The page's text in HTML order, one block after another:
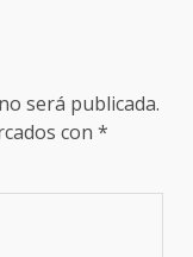
será publicada.
con *